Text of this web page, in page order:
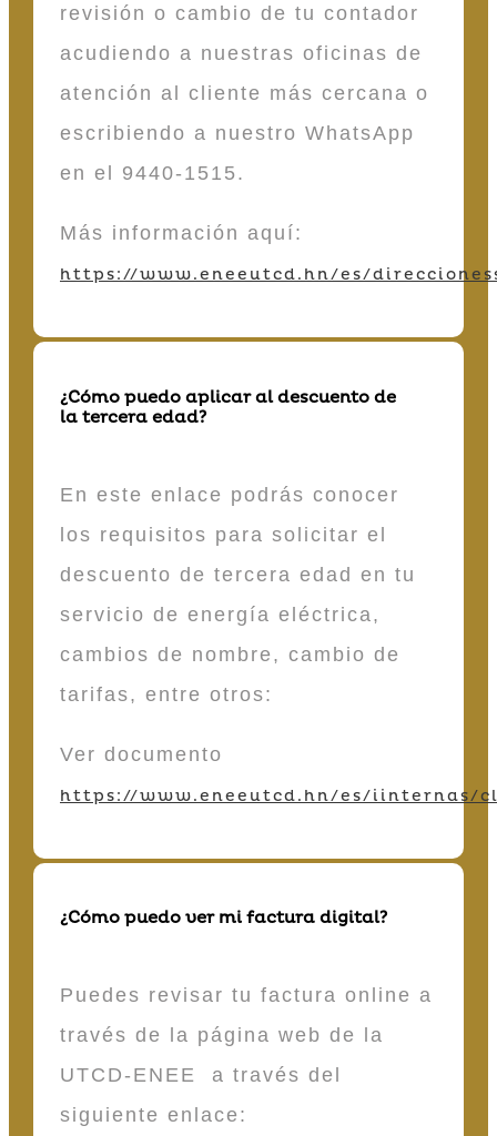
revisión o cambio de tu contador
acudiendo a nuestras oficinas de
atención al cliente más cercana o
escribiendo a nuestro WhatsApp
en el 9440-1515.
Más información aquí:
https://www.eneeutcd.hn/es/
¿Cómo puedo aplicar al descuento de
la tercera edad?
En este enlace podrás conocer
los requisitos para solicitar el
descuento de tercera edad en tu
servicio de energía eléctrica,
cambios de nombre, cambio de
tarifas, entre otros:
Ver documento
https://www.eneeutcd.hn/es/iinternas/
¿Cómo puedo ver mi factura digital?
Puedes revisar tu factura online a
través de la página web de la
UTCD-ENEE a través del
siguiente enlace: